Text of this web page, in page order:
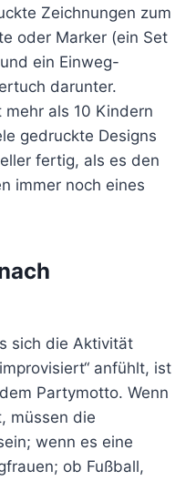
Zeichnungen zum
oder Marker (ein Set
ein Einweg-
darunter.
als 10 Kindern
gedruckte Designs
fertig, als es den
immer noch eines
sich die Aktivität
anfühlt, ist
Partymotto. Wenn
müssen die
wenn es eine
ob Fußball,